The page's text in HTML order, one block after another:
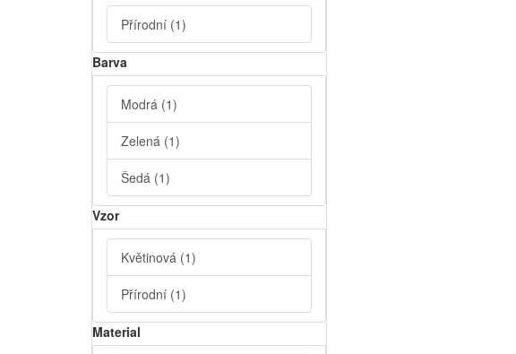
Přírodní (1)
Barva
Modrá (1)
Zelená (1)
Šedá (1)
Vzor
Květinová (1)
Přírodní (1)
Material